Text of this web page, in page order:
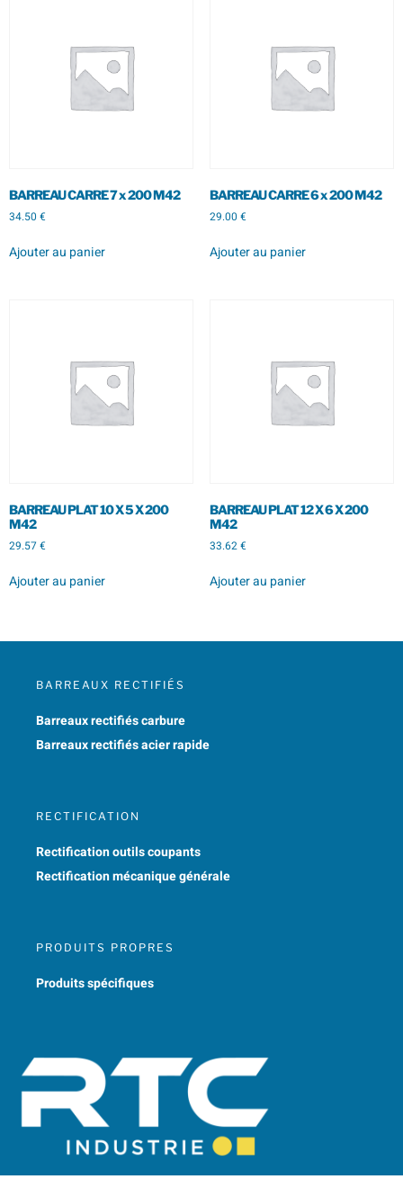
BARREAU CARRE 7 x 200 M42
34.50 €
Ajouter au panier
BARREAU CARRE 6 x 200 M42
29.00 €
Ajouter au panier
BARREAU PLAT 10 X 5 X 200
M42
29.57€
Ajouter au panier
BARREAU PLAT 12 X 6 X 200
M42
33.62€
Ajouter au panier
BARREAUX RECTIFIÉS
Barreaux rectifiés carbure
Barreaux rectifiés acier rapide
RECTIFICATION
Rectification outils coupants
Rectification mécanique générale
PRODUITS PROPRES
Produits spécifiques